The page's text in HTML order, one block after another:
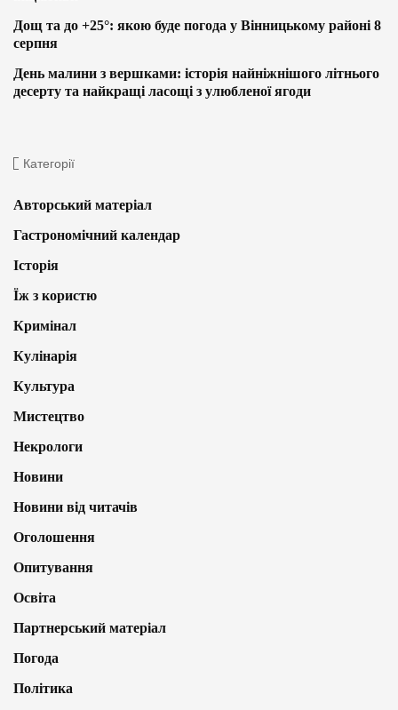
Дощ та до +25°: якою буде погода у Вінницькому районі 8
серпня
День малини з вершками: історія найніжнішого літнього
десерту та найкращі ласощі з улюбленої ягоди
Категорії
Авторський матеріал
Гастрономічний календар
Історія
Їж з користю
Кримінал
Кулінарія
Культура
Мистецтво
Некрологи
Новини
Новини від читачів
Оголошення
Опитування
Освіта
Партнерський матеріал
Погода
Політика